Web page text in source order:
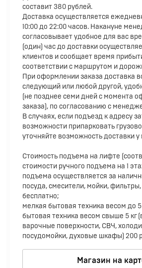
составит 380 рублей.
Доставка осуществляется
10:00 до 22:00 часов. Накануне
согласовывает удобное для вас
(один) час до доставки
клиентов и сообщает время
соответствии с маршрутом и
При оформлении заказа доставка
следующий или любой другой,
(не позднее семи дней с момента
заказа), по согласованию с
В случаях, если подъезд к адресу
возможности припарковать
уточняйте возможность доставки
Стоимость подъема на лифте
стоимости ручного подъема на 1
подъема осуществляется за
посуда, смесители, мойки,
бесплатно;
мелкая бытовая техника весом до 5
бытовая техника весом свыше 5 кг
варочные поверхности, СВЧ,
посудомойки, духовые шкафы) 200
Магазин на